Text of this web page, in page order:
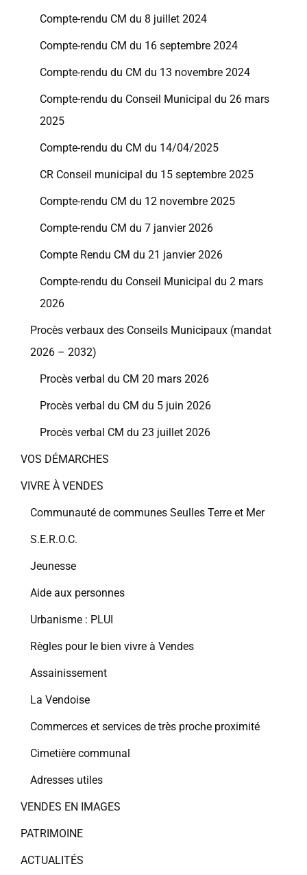
Compte-rendu CM du 8 juillet 2024
Compte-rendu CM du 16 septembre 2024
Compte-rendu du CM du 13 novembre 2024
Compte-rendu du Conseil Municipal du 26 mars
2025
Compte-rendu du CM du 14/04/2025
CR Conseil municipal du 15 septembre 2025
Compte-rendu CM du 12 novembre 2025
Compte-rendu CM du 7 janvier 2026
Compte Rendu CM du 21 janvier 2026
Compte-rendu du Conseil Municipal du 2 mars
2026
Procès verbaux des Conseils Municipaux (mandat
2026 – 2032)
Procès verbal du CM 20 mars 2026
Procès verbal du CM du 5 juin 2026
Procès verbal CM du 23 juillet 2026
VOS DÉMARCHES
VIVRE À VENDES
Communauté de communes Seulles Terre et Mer
S.E.R.O.C.
Jeunesse
Aide aux personnes
Urbanisme : PLUI
Règles pour le bien vivre à Vendes
Assainissement
La Vendoise
Commerces et services de très proche proximité
Cimetière communal
Adresses utiles
VENDES EN IMAGES
PATRIMOINE
ACTUALITÉS